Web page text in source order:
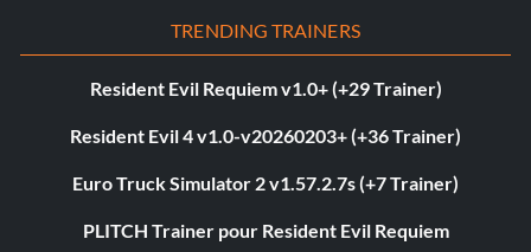
TRENDING TRAINERS
Resident Evil Requiem v1.0+ (+29 Trainer)
Resident Evil 4 v1.0-v20260203+ (+36 Trainer)
Euro Truck Simulator 2 v1.57.2.7s (+7 Trainer)
PLITCH Trainer pour Resident Evil Requiem